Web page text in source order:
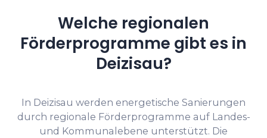
Welche regionalen
Förderprogramme gibt es in
Deizisau?
In Deizisau werden energetische Sanierungen
durch regionale Förderprogramme auf Landes-
und Kommunalebene unterstützt. Die